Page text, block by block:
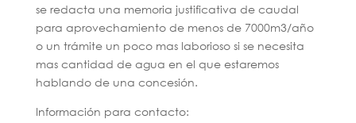
se redacta una memoria justificativa de caudal
para aprovechamiento de menos de 7000m3/año
o un trámite un poco mas laborioso si se necesita
mas cantidad de agua en el que estaremos
hablando de una concesión.
Información para contacto: